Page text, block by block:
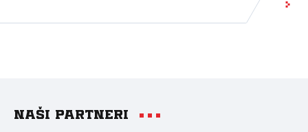
Naši partneri